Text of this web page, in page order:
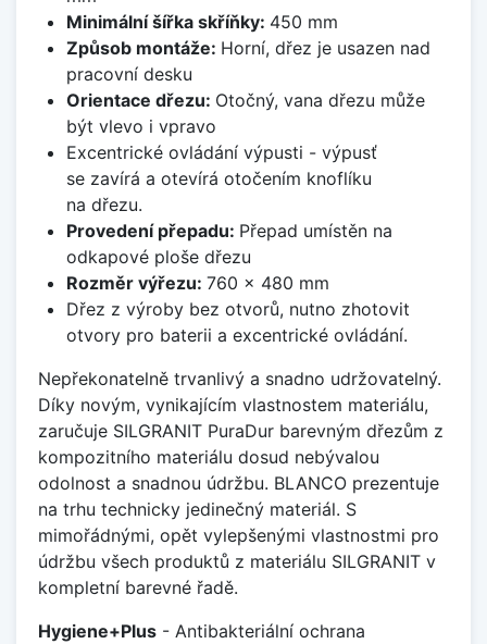
Minimální šířka skříňky: 450 mm
Způsob montáže: Horní, dřez je usazen nad
pracovní desku
Orientace dřezu: Otočný, vana dřezu může
být vlevo i vpravo
Excentrické ovládání výpusti - výpusť
se zavírá a otevírá otočením knoflíku
na dřezu.
Provedení přepadu: Přepad umístěn na
odkapové ploše dřezu
Rozměr výřezu: 760 x 480 mm
Dřez z výroby bez otvorů, nutno zhotovit
otvory pro baterii a excentrické ovládání.
Nepřekonatelně trvanlivý a snadno udržovatelný.
Díky novým, vynikajícím vlastnostem materiálu,
zaručuje SILGRANIT PuraDur barevným dřezům z
kompozitního materiálu dosud nebývalou
odolnost a snadnou údržbu. BLANCO prezentuje
na trhu technicky jedinečný materiál. S
mimořádnými, opět vylepšenými vlastnostmi pro
údržbu všech produktů z materiálu SILGRANIT v
kompletní barevné řadě.
Hygiene+Plus - Antibakteriální ochrana